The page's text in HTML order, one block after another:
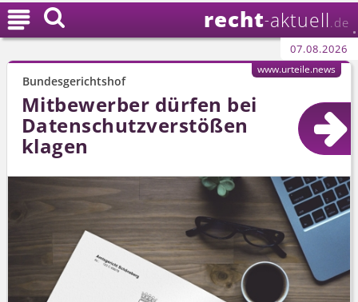
recht-aktuell .de
07.08.2026

Bundesgerichtshof
Mitbewerber dürfen bei
Datenschutz­verstößen
klagen
www.urteile.news